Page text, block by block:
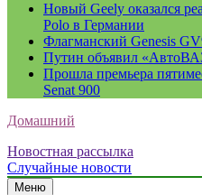
Новый Geely оказался
Polo в Германии
Флагманский Genesis
Путин объявил
Прошла премьера
Senat 900
Домашний
Новостная рассылка
Случайные новости
Меню